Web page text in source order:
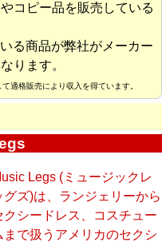
コピー品を販売している
る商品が弊社がメーカー
ります。
適格販売により収入を得ています。
Legs (ミュージックレ
グズ)は、ランジェリーから
クシードレス、コスチュー
まで扱うアメリカのセクシ